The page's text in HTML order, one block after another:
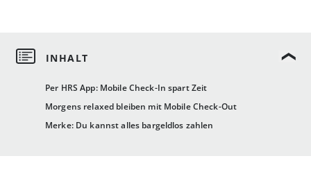
Per HRS App: Mobile Check-In spart Zeit
Morgens relaxed bleiben mit Mobile Check-Out
Merke: Du kannst alles bargeldlos zahlen